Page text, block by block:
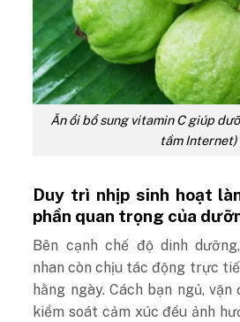
Ăn ổi bổ sung vitamin C giúp
tầm Internet)
Duy trì nhịp sinh hoạt
phần quan trọng của
Bên cạnh chế độ dinh
nhan còn chịu tác động trực
hằng ngày. Cách bạn ngủ, vận
kiểm soát cảm xúc đều ảnh